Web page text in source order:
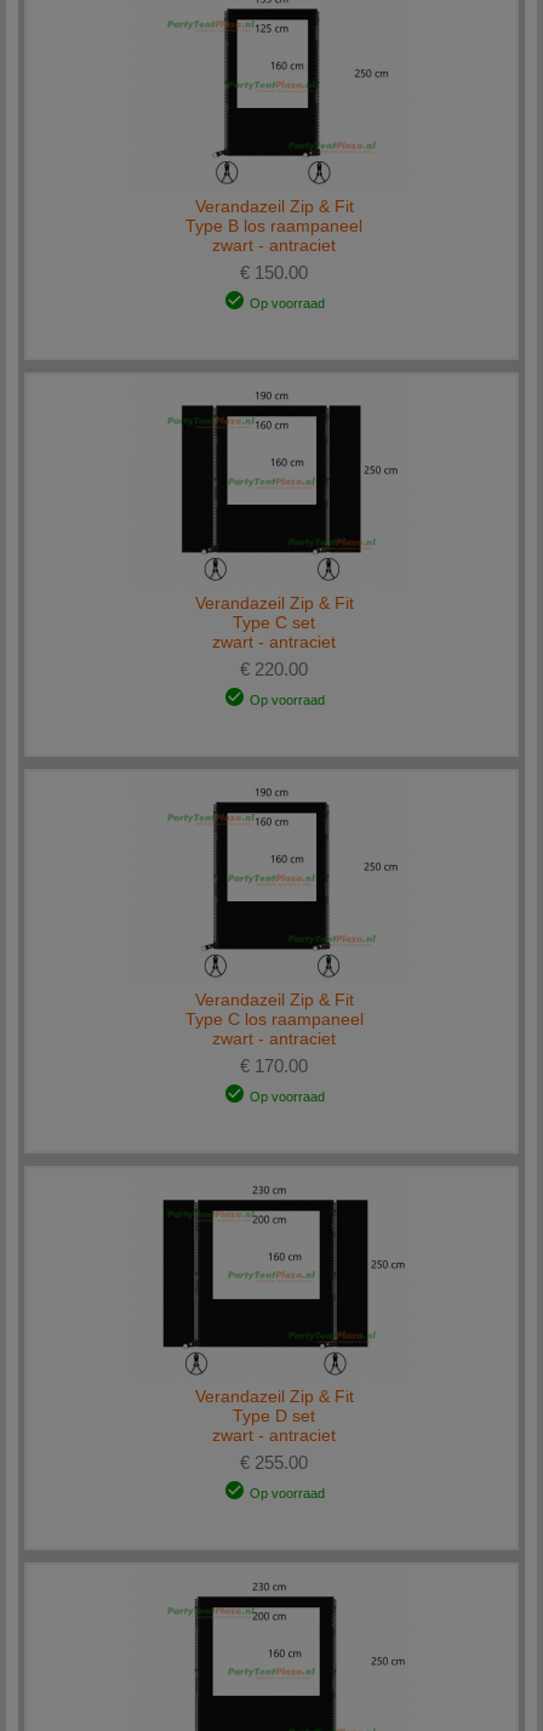
Verandazeil Zip & Fit
Type B los raampaneel
zwart - antraciet
€ 150.00
Op voorraad
Verandazeil Zip & Fit
Type C set
zwart - antraciet
€ 220.00
Op voorraad
Verandazeil Zip & Fit
Type C los raampaneel
zwart - antraciet
€ 170.00
Op voorraad
Verandazeil Zip & Fit
Type D set
zwart - antraciet
€ 255.00
Op voorraad